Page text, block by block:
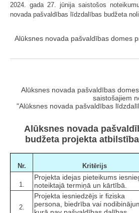
2024. gada 27. jūnija saistošos
novada pašvaldības līdzdalības budžeta
Alūksnes novada pašvaldības domes
Alūksnes novada pašvaldības
saistošajiem
"Alūksnes novada pašvaldības
Alūksnes novada
budžeta projekta
Nr. Kritērijs
1.
Projekta idejas pieteikums
noteiktajā termiņā un kārtībā.
2.
Projekta iesniedzējs ir fiziska
persona, biedrība vai